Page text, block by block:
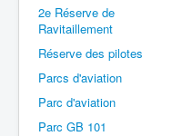
Avions
Personnels
Formation
Doctrines
2e Réserve de
Ravitaillement
Réserve des pilotes
Parcs d'aviation
Parc d'aviation
Parc GB 101